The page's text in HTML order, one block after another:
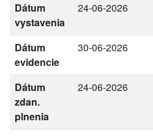
Dátum
vystavenia
24-06-2026
Dátum
evidencie
30-06-2026
Dátum
zdan.
plnenia
24-06-2026